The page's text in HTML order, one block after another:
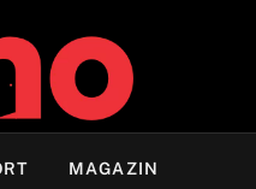
MAGAZIN